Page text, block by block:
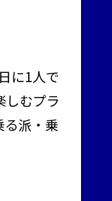
に1人で
しむプラ
る派・乗